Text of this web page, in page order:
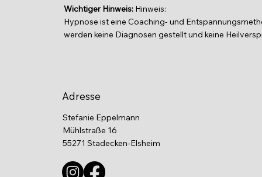
Wichtiger Hinweis: Hinweis:
Hypnose ist eine Coaching- und
werden keine Diagnosen gestellt und keine
Adresse
Stefanie Eppelmann
Mühlstraße 16
55271 Stadecken-Elsheim